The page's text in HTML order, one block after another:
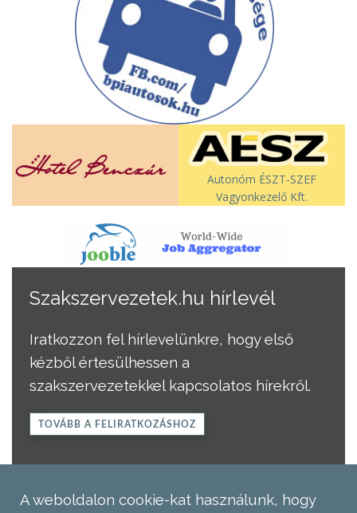
Autonóm ÉSZT-SZEF
Vagyonkezelő Kft.
Szakszervezetek.hu hírlevél
Iratkozzon fel hírlevelünkre, hogy első
kézből értesülhessen a
szakszervezetekkel kapcsolatos hírekről.
TOVÁBB A FELIRATKOZÁSHOZ
A weboldalon cookie-kat használunk, hogy